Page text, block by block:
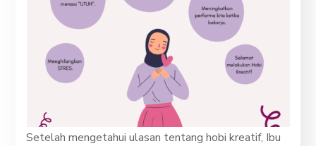
Setelah mengetahui ulasan tentang hobi kreatif, Ibu